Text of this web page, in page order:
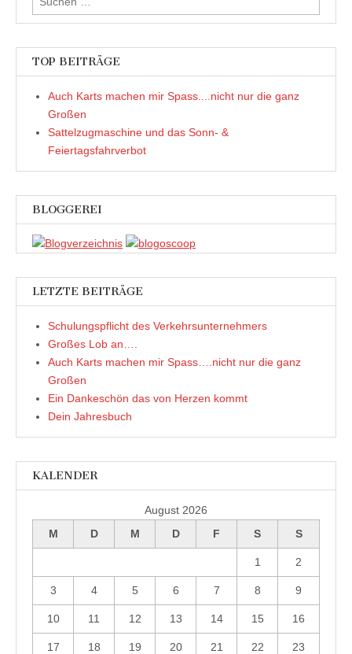
nach:
TOP BEITRÄGE
Auch Karts machen mir Spass....nicht nur die ganz
Großen
Sattelzugmaschine und das Sonn- &
Feiertagsfahrverbot
BLOGGEREI
LETZTE BEITRÄGE
Schulungspflicht des Verkehrsunternehmers
Großes Lob an….
Auch Karts machen mir Spass….nicht nur die ganz
Großen
Ein Dankeschön das von Herzen kommt
Dein Jahresbuch
KALENDER
August 2026
M
D M D F S S
1 2
3 4 5 6 7 8 9
10 11 12 13 14 15 16
17 18 19 20 21 22 23